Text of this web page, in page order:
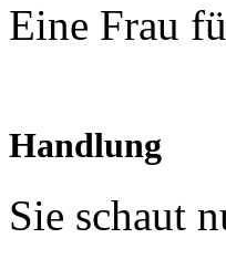
Eine Frau
Handlung
Sie schaut